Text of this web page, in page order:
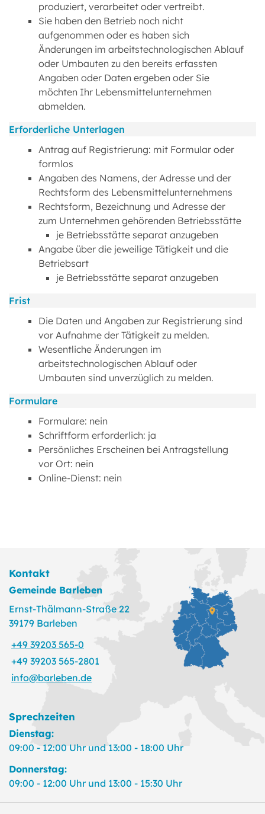
produziert, verarbeitet oder vertreibt.
Sie haben den Betrieb noch nicht
aufgenommen oder es haben sich
Änderungen im arbeitstechnologischen Ablauf
oder Umbauten zu den bereits erfassten
Angaben oder Daten ergeben oder Sie
möchten Ihr Lebensmittelunternehmen
abmelden.
Erforderliche Unterlagen
Antrag auf Registrierung: mit Formular oder
formlos
Angaben des Namens, der Adresse und der
Rechtsform des Lebensmittelunternehmens
Rechtsform, Bezeichnung und Adresse der
zum Unternehmen gehörenden Betriebsstätte
je Betriebsstätte separat anzugeben
Angabe über die jeweilige Tätigkeit und die
Betriebsart
je Betriebsstätte separat anzugeben
Frist
Die Daten und Angaben zur Registrierung sind
vor Aufnahme der Tätigkeit zu melden.
Wesentliche Änderungen im
arbeitstechnologischen Ablauf oder
Umbauten sind unverzüglich zu melden.
Formulare
Formulare: nein
Schriftform erforderlich: ja
Persönliches Erscheinen bei Antragstellung
vor Ort: nein
Online-Dienst: nein
Kontakt
Gemeinde Barleben
Ernst-Thälmann-Straße 22
39179 Barleben
+49 39203 565-0
+49 39203 565-2801
info@barleben.de
Sprechzeiten
Dienstag:
09:00 - 12:00 Uhr und 13:00 - 18:00 Uhr
Donnerstag:
09:00 - 12:00 Uhr und 13:00 - 15:30 Uhr